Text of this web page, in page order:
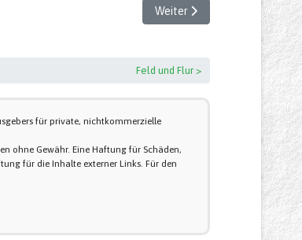
Nächster Beitrag: Gruß aus
Weiter
Feld und Flur >
für private, nichtkommerzielle
ohne Gewähr. Eine Haftung für Schäden,
für die Inhalte externer Links. Für den